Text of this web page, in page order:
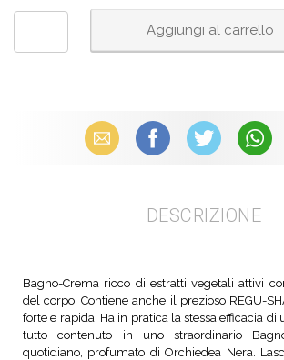
Email Facebook X (Twitter)
DESCRIZIONE
Bagno-Crema ricco di estratti vegetali attivi
del corpo. Contiene anche il prezioso REGU-
forte e rapida. Ha in pratica la stessa efficacia di
tutto contenuto in uno straordinario
quotidiano, profumato di Orchiedea Nera.